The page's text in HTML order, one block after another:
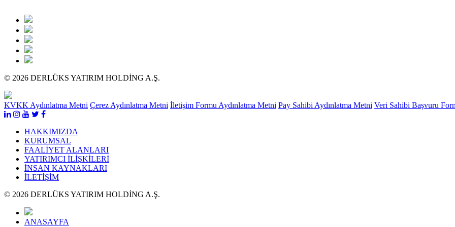
© 2026 DERLÜKS YATIRIM HOLDİNG A.Ş.
KVKK Aydınlatma Metni Çerez Aydınlatma Metni İletişim Formu Aydınlatma Metni Pay Sahibi Aydınlatma Metni Veri Sahibi Başvuru
HAKKIMIZDA
KURUMSAL
FAALİYET ALANLARI
YATIRIMCI İLİŞKİLERİ
İNSAN KAYNAKLARI
İLETİŞİM
© 2026 DERLÜKS YATIRIM HOLDİNG A.Ş.
ANASAYFA